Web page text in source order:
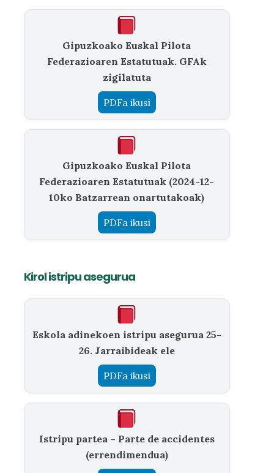
Gipuzkoako Euskal Pilota
Federazioaren Estatutuak. GFAk
zigilatuta
PDFa ikusi
Gipuzkoako Euskal Pilota
Federazioaren Estatutuak (2024-12-
10ko Batzarrean onartutakoak)
PDFa ikusi
Kirol istripu asegurua
Eskola adinekoen istripu asegurua 25-
26. Jarraibideak ele
PDFa ikusi
Istripu partea – Parte de accidentes
(errendimendua)